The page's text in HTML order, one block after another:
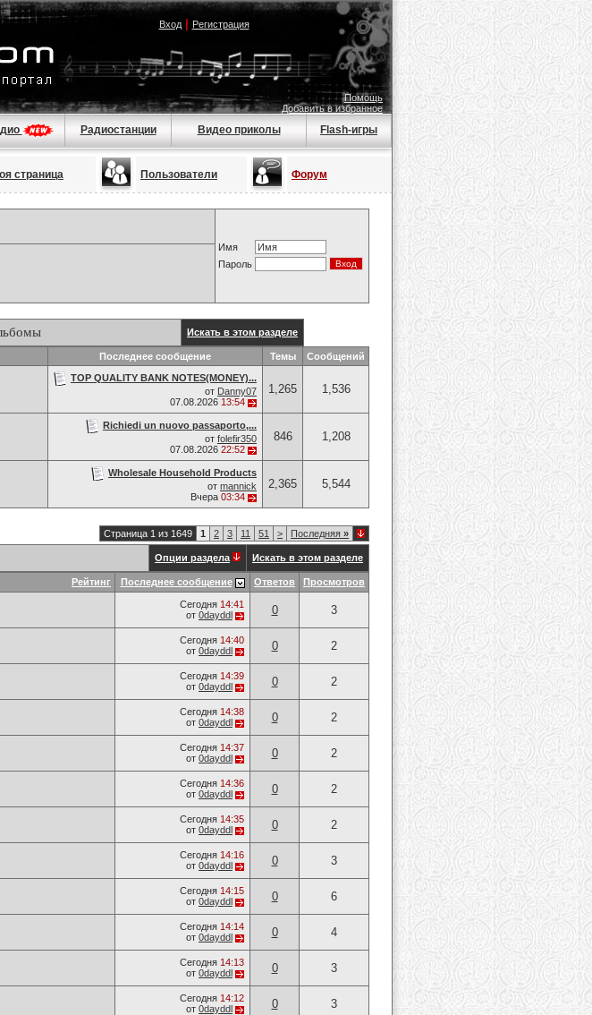
Вход| Регистрация
Помощь
Добавить в избранное
Радиостанции Видео приколы Flash-игры
страница Пользователи Форум
Имя
Пароль
Искать в этом разделе
Последнее сообщение Темы Сообщений
TOP QUALITY BANK NOTES(MONEY)...
от Danny07
07.08.2026 13:54
1,265 1,536
Richiedi un nuovo passaporto,...
от folefir350
07.08.2026 22:52
846 1,208
Wholesale Household Products
от mannick
Вчера 03:34
2,365 5,544
Страница 1 из 1649 1 2 3 11 51 > Последняя »
Опции раздела Искать в этом разделе
Рейтинг Последнее сообщение Ответов Просмотров
Сегодня 14:41
от 0dayddl 0 3
Сегодня 14:40
от 0dayddl 0 2
Сегодня 14:39
от 0dayddl 0 2
Сегодня 14:38
от 0dayddl 0 2
Сегодня 14:37
от 0dayddl 0 2
Сегодня 14:36
от 0dayddl 0 2
Сегодня 14:35
от 0dayddl 0 2
Сегодня 14:16
от 0dayddl 0 3
Сегодня 14:15
от 0dayddl 0 6
Сегодня 14:14
от 0dayddl 0 4
Сегодня 14:13
от 0dayddl 0 3
Сегодня 14:12
от 0dayddl 0 3